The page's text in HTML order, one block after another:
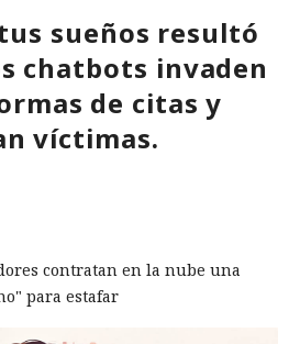
sueños resultó
chatbots invaden
de citas y
víctimas.
contratan en la nube una
para estafar